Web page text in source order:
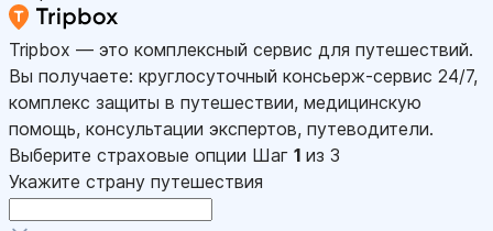
Tripbox — это комплексный сервис для путешествий.
Вы получаете: круглосуточный консьерж-сервис 24/7,
комплекс защиты в путешествии, медицинскую
помощь, консультации экспертов, путеводители.
Выберите страховые опции Шаг 1 из 3
Укажите страну путешествия